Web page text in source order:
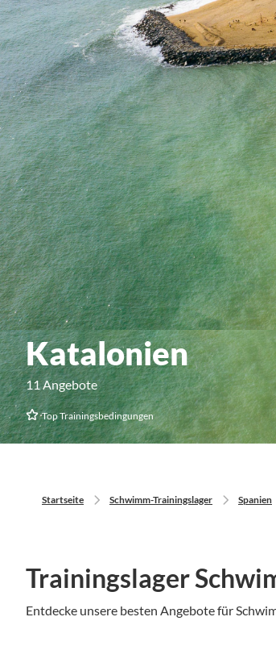
Katalonien
11 Angebote
Top Trainingsbedingungen
Startseite Schwimm-Trainingslager Spanien
Trainingslager
Entdecke unsere besten Angebote für